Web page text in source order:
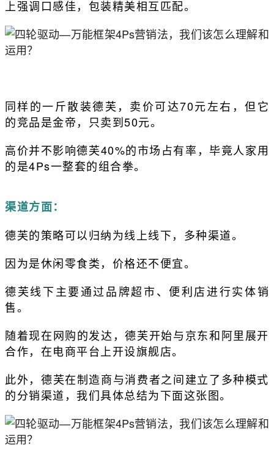
上强调口感佳，包装精美相互匹配。
同样的一斤散装德芙，卖价可达70元左右，但它
的竞品是金帝，只卖到50元。
高价并不影响德芙40%的市场占有率，毕竟人家用
的是4Ps一整套的组合拳。
渠道方面：
德芙的策略可以归纳为线上线下，多种渠道。
因为是休闲零食类，价格还不便宜。
德芙线下主要通过品牌超市、便利店进行实体销
售。
随着现在网购的发达，德芙开始与京东和阿里展开
合作，在电商平台上开设旗舰店。
此外，德芙在制造商与消费者之间建立了多种模式
的分销渠道，我们具体总结为下面这张图。